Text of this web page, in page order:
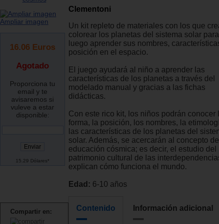
Ampliar imagen
16.06 Euros
Agotado
Proporciona tu
email y te
avisaremos si
vuleve a estar
disponible:
15.29 Dólares*
Compartir en:
Clementoni
Un kit repleto de materiales con los que
colorear los planetas del sistema solar para
luego aprender sus nombres,
posición en el espacio.
El juego ayudará al niño a aprender las
características de los planetas a través del
modelado manual y gracias a las fichas
didácticas.
Con este rico kit, los niños podrán conocer
forma, la posición, los nombres, la
las características de los planetas del
solar. Además, se acercarán al concepto
educación cósmica; es decir, el estudio del
patrimonio cultural de las
explican cómo funciona el mundo.
Edad: 6-10 años
Contenido Información adicional